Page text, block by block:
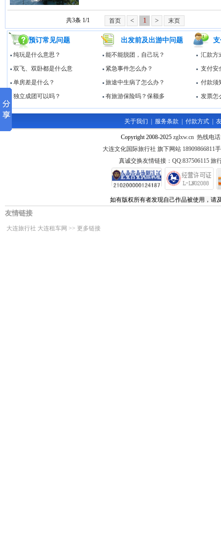
共3条 1/1 首页 < 1 > 末页
预订常见问题
纯玩是什么意思？
双飞、双卧都是什么意
单房差是什么？
独立成团可以吗？
出发前及出游中问题
能不能脱团，自己玩？
紧急事件怎么办？
旅途中生病了怎么办？
有旅游保险吗？保额多
汇款方
支付安
付款须
发票怎
关于我们 服务条款 付款方式
Copyright 2008-2025 zglxw.cn 热线电
大连文化国际旅行社 旗下网站 18909866811
真诚交换友情链接：QQ:837506115 旅
如有版权所有者发现自己作品被使用，请
友情链接
大连旅行社 大连租车网 >> 更多链接